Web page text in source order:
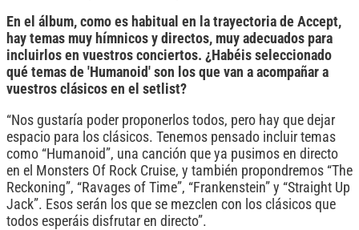
En el álbum, como es habitual en la trayectoria de Accept,
hay temas muy hímnicos y directos, muy adecuados para
incluirlos en vuestros conciertos. ¿Habéis seleccionado
qué temas de 'Humanoid' son los que van a acompañar a
vuestros clásicos en el setlist?
“Nos gustaría poder proponerlos todos, pero hay que dejar
espacio para los clásicos. Tenemos pensado incluir temas
como “Humanoid”, una canción que ya pusimos en directo
en el Monsters Of Rock Cruise, y también propondremos “The
Reckoning”, “Ravages of Time”, “Frankenstein” y “Straight Up
Jack”. Esos serán los que se mezclen con los clásicos que
todos esperáis disfrutar en directo”.